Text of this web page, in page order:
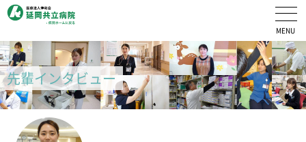
先輩インタビュー